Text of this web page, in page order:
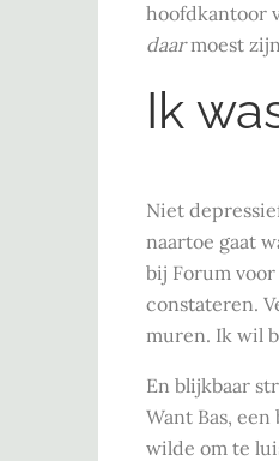
hoofdkantoor
daarmoest
Ik
Niet
naartoe gaat
bij Forum
constateren.
muren. Ik wil
En blijkbaar
Want Bas,
wilde om te